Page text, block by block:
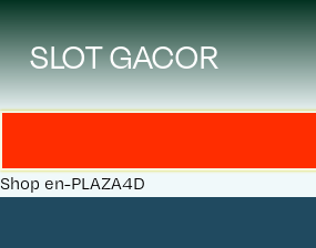
SLOT GACOR
Shop en-PLAZA4D